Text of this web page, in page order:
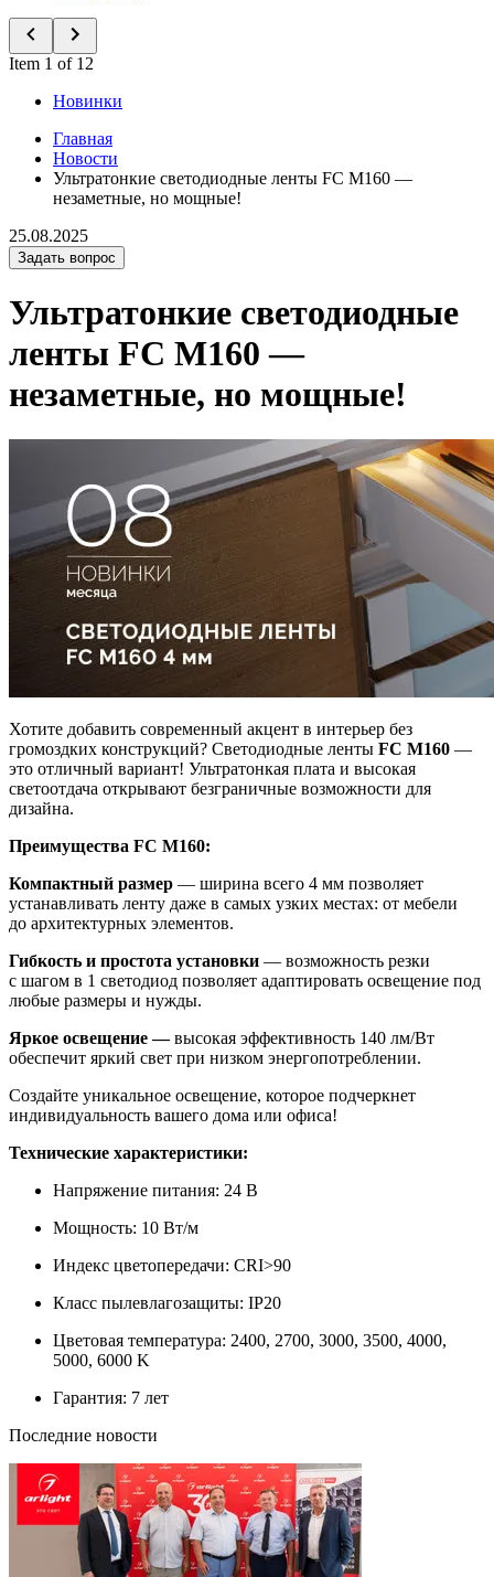
Item 1 of 12
Новинки
Главная
Новости
Ультратонкие светодиодные ленты FC M160 —
незаметные, но мощные!
25.08.2025
Задать вопрос
Ультратонкие светодиодные
ленты FC M160 —
незаметные, но мощные!
Хотите добавить современный акцент в интерьер без
громоздких конструкций? Светодиодные ленты FC M160 —
это отличный вариант! Ультратонкая плата и высокая
светоотдача открывают безграничные возможности для
дизайна.
Преимущества FC M160:
Компактный размер — ширина всего 4 мм позволяет
устанавливать ленту даже в самых узких местах: от мебели
до архитектурных элементов.
Гибкость и простота установки — возможность резки
с шагом в 1 светодиод позволяет адаптировать освещение под
любые размеры и нужды.
Яркое освещение —высокая эффективность 140 лм/Вт
обеспечит яркий свет при низком энергопотреблении.
Создайте уникальное освещение, которое подчеркнет
индивидуальность вашего дома или офиса!
Технические характеристики:
Напряжение питания: 24 В
Мощность: 10 Вт/м
Индекс цветопередачи: CRI>90
Класс пылевлагозащиты: IP20
Цветовая температура: 2400, 2700, 3000, 3500, 4000,
5000, 6000 K
Гарантия: 7 лет
Последние новости